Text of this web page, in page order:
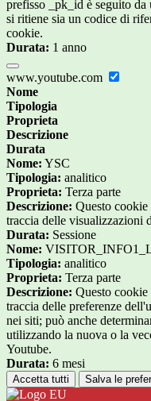
prefisso _pk_id è seguito da
si ritiene sia un codice di
cookie.
Durata: 1 anno
www.youtube.com
Nome
Tipologia
Proprieta
Descrizione
Durata
Nome: YSC
Tipologia: analitico
Proprieta: Terza parte
Descrizione: Questo cookie
traccia delle visualizzazioni
Durata: Sessione
Nome:
Tipologia: analitico
Proprieta: Terza parte
Descrizione: Questo cookie
traccia delle preferenze
nei siti; può anche
utilizzando la nuova o la
Youtube.
Durata: 6 mesi
Accetta tutti Salva le